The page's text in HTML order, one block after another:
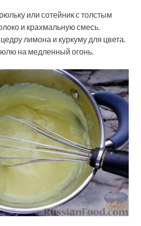
или сотейник с толстым
и крахмальную смесь.
лимона и куркуму для цвета.
на медленный огонь.